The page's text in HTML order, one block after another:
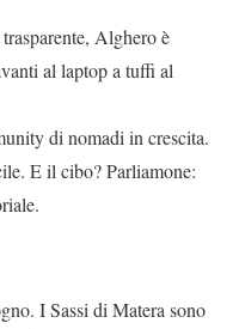
Alghero è
al laptop a tuffi al
di nomadi in crescita.
E il cibo? Parliamone:
I Sassi di Matera sono